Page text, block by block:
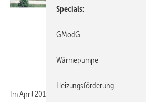
Im April 2015 ist in Bohlingen am Bodensee
Specials
GModG
Wärmepumpe
Heizungsförderung